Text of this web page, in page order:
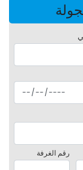
رقم الغرفة